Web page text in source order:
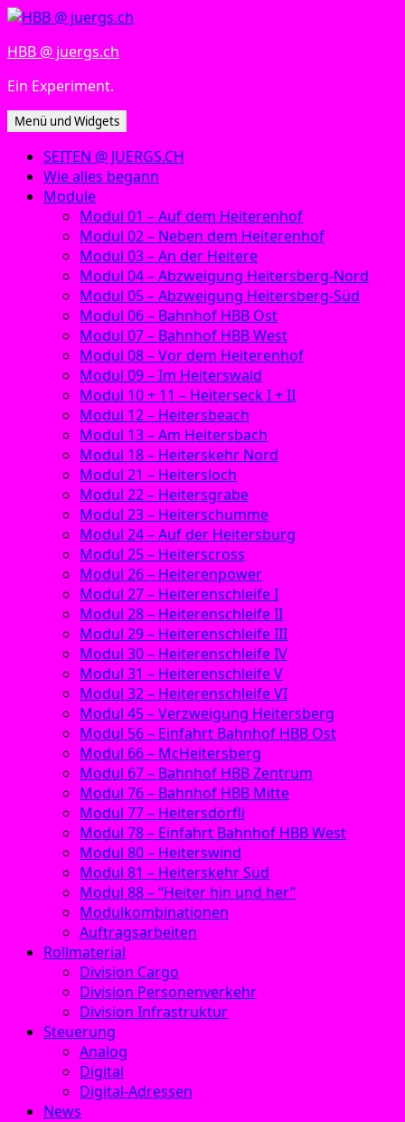
Zum
springen
HBB @ juergs.ch
Ein Experiment.
Menü und Widgets
SEITEN @ JUERGS.CH
Wie alles begann
Module
Modul 01 – Auf dem Heiterenhof
Modul 02 – Neben dem Heiterenhof
Modul 03 – An der Heitere
Modul 04 – Abzweigung Heitersberg-Nord
Modul 05 – Abzweigung Heitersberg-Süd
Modul 06 – Bahnhof HBB Ost
Modul 07 – Bahnhof HBB West
Modul 08 – Vor dem Heiterenhof
Modul 09 – Im Heiterswald
Modul 10 + 11 – Heiterseck I + II
Modul 12 – Heitersbeach
Modul 13 – Am Heitersbach
Modul 18 – Heiterskehr Nord
Modul 21 – Heitersloch
Modul 22 – Heitersgrabe
Modul 23 – Heiterschumme
Modul 24 – Auf der Heitersburg
Modul 25 – Heiterscross
Modul 26 – Heiterenpower
Modul 27 – Heiterenschleife I
Modul 28 – Heiterenschleife II
Modul 29 – Heiterenschleife III
Modul 30 – Heiterenschleife IV
Modul 31 – Heiterenschleife V
Modul 32 – Heiterenschleife VI
Modul 45 – Verzweigung Heitersberg
Modul 56 – Einfahrt Bahnhof HBB Ost
Modul 66 – McHeitersberg
Modul 67 – Bahnhof HBB Zentrum
Modul 76 – Bahnhof HBB Mitte
Modul 77 – Heitersdörfli
Modul 78 – Einfahrt Bahnhof HBB West
Modul 80 – Heiterswind
Modul 81 – Heiterskehr Süd
Modul 88 – “Heiter hin und her”
Modulkombinationen
Auftragsarbeiten
Rollmaterial
Division Cargo
Division Personenverkehr
Division Infrastruktur
Steuerung
Analog
Digital
Digital-Adressen
News